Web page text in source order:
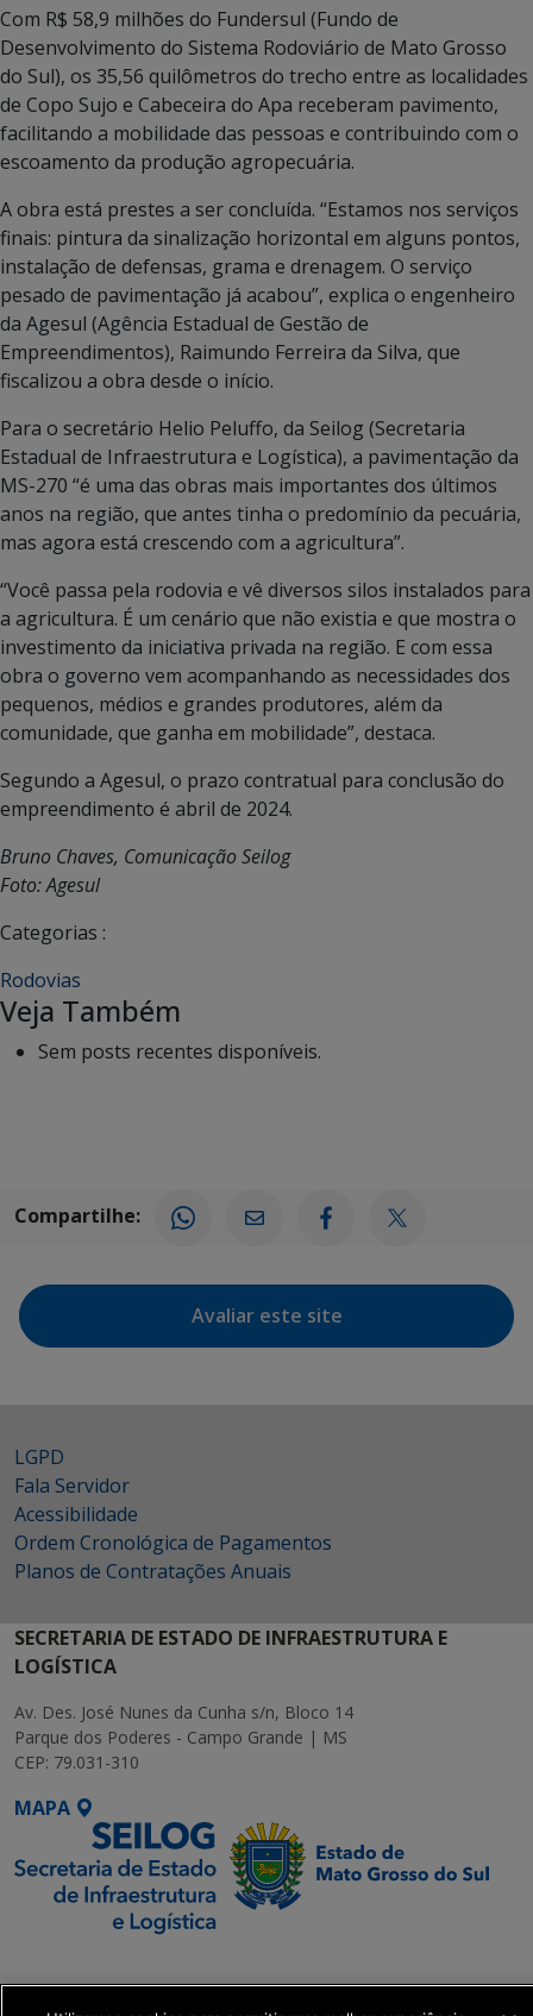
Com R$ 58,9 milhões do Fundersul (Fundo de
Desenvolvimento do Sistema Rodoviário de Mato Grosso
do Sul), os 35,56 quilômetros do trecho entre as localidades
de Copo Sujo e Cabeceira do Apa receberam pavimento,
facilitando a mobilidade das pessoas e contribuindo com o
escoamento da produção agropecuária.
A obra está prestes a ser concluída. “Estamos nos serviços
finais: pintura da sinalização horizontal em alguns pontos,
instalação de defensas, grama e drenagem. O serviço
pesado de pavimentação já acabou”, explica o engenheiro
da Agesul (Agência Estadual de Gestão de
Empreendimentos), Raimundo Ferreira da Silva, que
fiscalizou a obra desde o início.
Para o secretário Helio Peluffo, da Seilog (Secretaria
Estadual de Infraestrutura e Logística), a pavimentação da
MS-270 “é uma das obras mais importantes dos últimos
anos na região, que antes tinha o predomínio da pecuária,
mas agora está crescendo com a agricultura”.
“Você passa pela rodovia e vê diversos silos instalados para
a agricultura. É um cenário que não existia e que mostra o
investimento da iniciativa privada na região. E com essa
obra o governo vem acompanhando as necessidades dos
pequenos, médios e grandes produtores, além da
comunidade, que ganha em mobilidade”, destaca.
Segundo a Agesul, o prazo contratual para conclusão do
empreendimento é abril de 2024.
Bruno Chaves, Comunicação Seilog
Foto: Agesul
Categorias :
Rodovias
Veja Também
Sem posts recentes disponíveis.
Compartilhe:
Avaliar este site
LGPD
Fala Servidor
Acessibilidade
Ordem Cronológica de Pagamentos
Planos de Contratações Anuais
SECRETARIA DE ESTADO DE INFRAESTRUTURA E
LOGÍSTICA
Av. Des. José Nunes da Cunha s/n, Bloco 14
Parque dos Poderes - Campo Grande | MS
CEP: 79.031-310
MAPA
Executiva de